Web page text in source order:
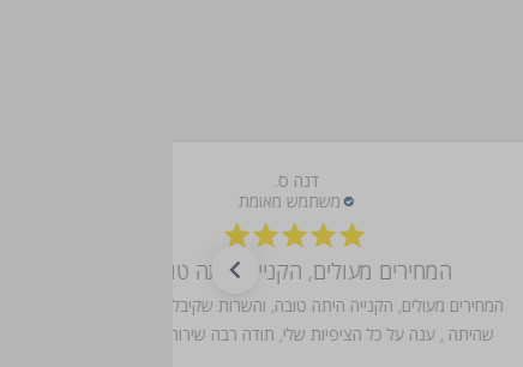
דנה ס.
המחירים מעולים, הקנייה היתה טובה,
המחירים מעולים, הקנייה היתה טובה, והשרות שקיבלתי על הבעיה
שהיתה , ענה על כל הציפיות שלי, תודה רבה שירות מהיר וטוב